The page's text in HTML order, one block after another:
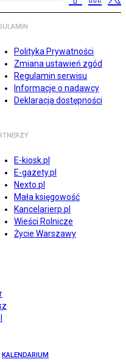
Polityka Prywatności
Zmiana ustawień zgód
Regulamin serwisu
Informacje o nadawcy
Deklaracja dostępności
E-kiosk.pl
E-gazety.pl
Nexto.pl
Mała księgowość
Kancelarierp.pl
Wieści Rolnicze
Życie Warszawy
KALENDARIUM